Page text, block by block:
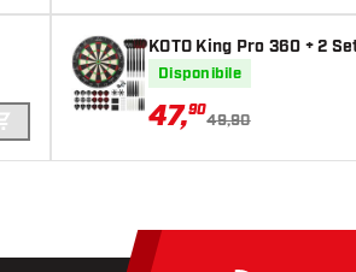
AGGIUNGI AL CARRELLO
KOTO King Pro 360 + 2
Disponibile
47,90
49,90